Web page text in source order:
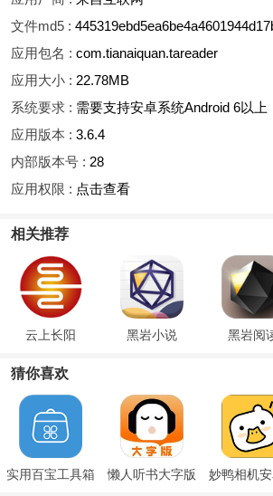
文件md5 :
应用包名 : com.tianaiquan.tareader
应用大小 : 22.78MB
系统要求 : 需要支持安卓系统Android 6以上
应用版本 : 3.6.4
内部版本号 : 28
应用权限 : 点击查看
相关推荐
云上长阳 黑岩小说 黑岩阅
猜你喜欢
实用百宝工具箱 懒人听书大字版 妙鸭相机